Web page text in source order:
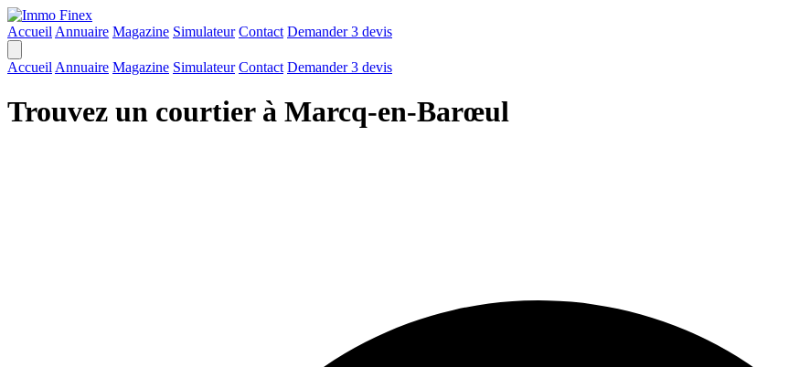
Accueil Annuaire Magazine Simulateur Contact Demander 3 devis
Accueil Annuaire Magazine Simulateur Contact Demander 3 devis
Trouvez un courtier à Marcq-en-Barœul